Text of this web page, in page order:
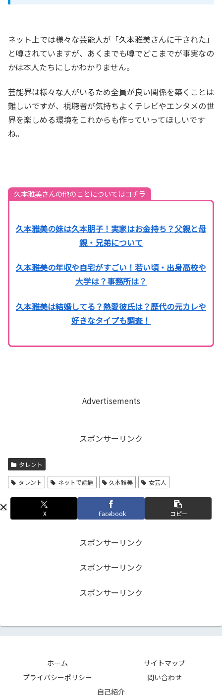
ネット上では様々な芸能人が「久本雅美さんに干された」
と噂されていますが、あくまでも噂でどこまでが事実なの
かは本人たちにしかわかりません。
芸能界は様々な人がいるため全員が良い関係を築くことは
難しいですが、視聴者が気持ちよくテレビやエンタメの世
界を楽しめる環境をこれからも作っていってほしいです
ね。
久本雅美さんの他のことについてはコチラ
久本雅美の妹は久本朋子！実家はお金持ち？父親と母
親・兄弟について
久本雅美の年収や自宅がすごい！若い頃・出身高校や
大学は？事務所は？
久本雅美は結婚してる？熱愛彼氏は？歴代の元カレや
好きなタイプも調査！
Advertisements
スポンサーリンク
タレント
タレント ネットで話題 久本雅美 女芸人
X Facebook コピー
スポンサーリンク
スポンサーリンク
スポンサーリンク
ホーム
サイトマップ
プライバシーポリシー
問い合わせ
自己紹介